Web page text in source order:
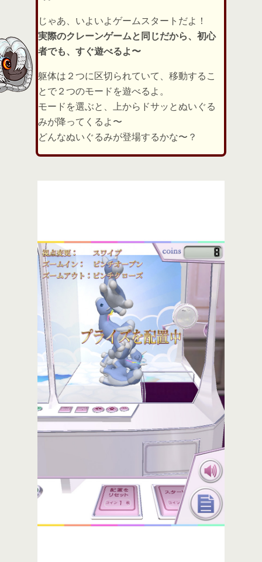
じゃあ、いよいよゲームスタートだよ！
実際のクレーンゲームと同じだから、初心
者でも、すぐ遊べるよ〜
躯体は２つに区切られていて、移動するこ
とで２つのモードを遊べるよ。
モードを選ぶと、上からドサッとぬいぐる
みが降ってくるよ〜
どんなぬいぐるみが登場するかな〜？